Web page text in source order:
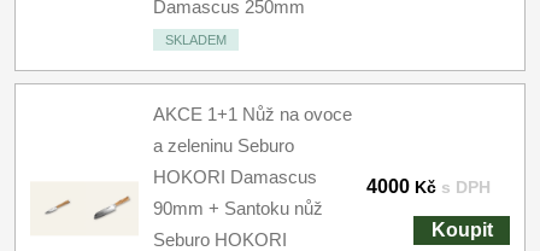
Damascus 250mm
SKLADEM
AKCE 1+1 Nůž na ovoce
a zeleninu Seburo
HOKORI Damascus
90mm + Santoku nůž
Seburo HOKORI
4000 Kč s DPH
Koupit